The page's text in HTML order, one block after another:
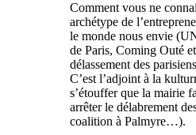
Comment vous ne
archétype de
le monde nous envie
de Paris, Coming Outé
délassement des
C’est l’adjoint à la
s’étouffer que la mairie
arrêter le délabrement
coalition à Palmyre…).